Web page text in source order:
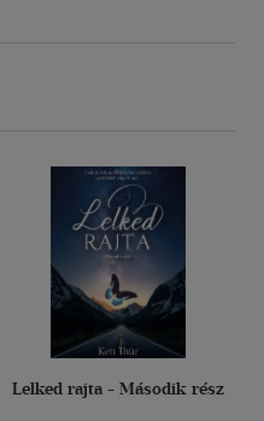
Lelked rajta - Második rész